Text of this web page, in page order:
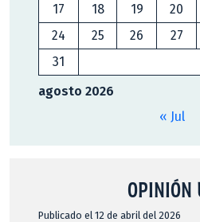
agosto 2026
17
18 19 20
24
25 26 27
31
« Jul
OPINIÓN
Publicado el 12 de abril del 2026